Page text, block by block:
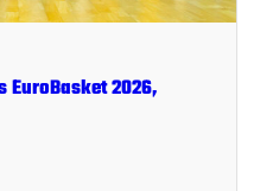
EuroBasket 2026,